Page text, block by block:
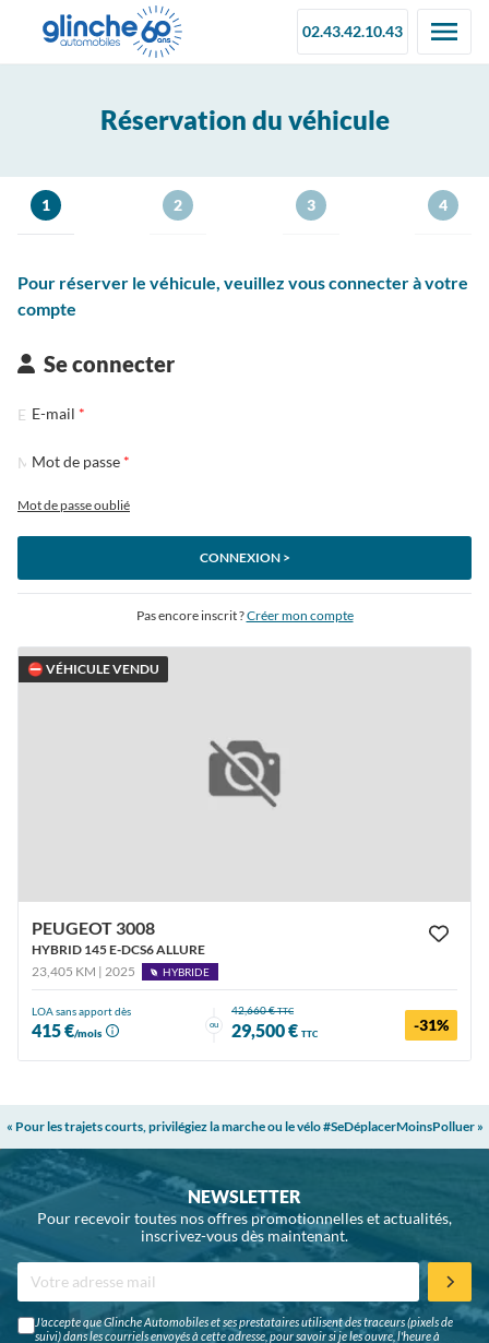
02.43.42.10.43
Réservation du véhicule
1 2 3 4
Pour réserver le véhicule, veuillez vous connecter à votre
compte
Se connecter
E-mail
Mot de passe
Mot de passe oublié
CONNEXION >
Pas encore inscrit ?Créer mon compte
⛔ VÉHICULE VENDU
PEUGEOT 3008
HYBRID 145 E-DCS6 ALLURE
23,405 KM | 2025
HYBRIDE
LOA sans apport dès
415 €/mois
ou
42,660 €TTC
29,500 € TTC -31%
« Pour les trajets courts, privilégiez la marche ou le vélo #SeDéplacerMoinsPolluer »
NEWSLETTER
Pour recevoir toutes nos offres promotionnelles et actualités,
inscrivez-vous dès maintenant.
J'accepte que Glinche Automobiles et ses prestataires utilisent des traceurs (pixels de
suivi) dans les courriels envoyés à cette adresse, pour savoir si je les ouvre, l'heure à